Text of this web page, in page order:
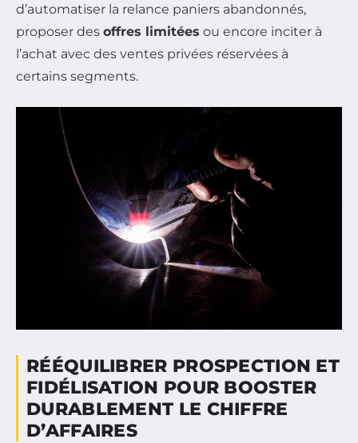
d’automatiser la relance paniers abandonnés,
proposer des offres limitées ou encore inciter à
l’achat avec des ventes privées réservées à
certains segments.
RÉÉQUILIBRER PROSPECTION ET
FIDÉLISATION POUR BOOSTER
DURABLEMENT LE CHIFFRE
D’AFFAIRES